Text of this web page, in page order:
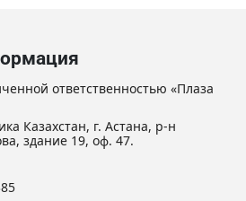
ответственностью «Плаза
Казахстан, г. Астана, р-н
здание 19, оф. 47.